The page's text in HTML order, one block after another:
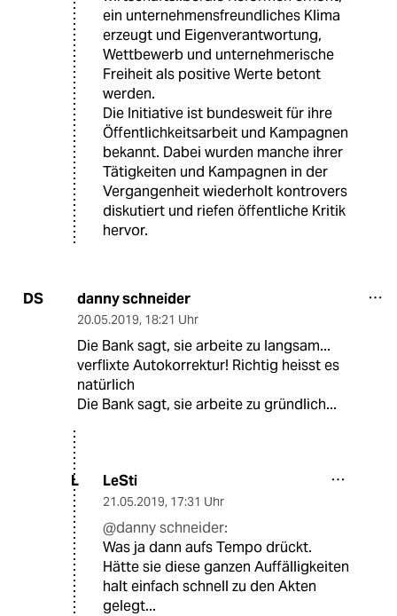
ein unternehmensfreundliches Klima
erzeugt und Eigenverantwortung,
Wettbewerb und unternehmerische
Freiheit als positive Werte betont
werden.
Die Initiative ist bundesweit für ihre
Öffentlichkeitsarbeit und Kampagnen
bekannt. Dabei wurden manche ihrer
Tätigkeiten und Kampagnen in der
Vergangenheit wiederholt kontrovers
diskutiert und riefen öffentliche Kritik
hervor.
DS danny schneider
20.05.2019, 18:21 Uhr
Die Bank sagt, sie arbeite zu langsam...
verflixte Autokorrektur! Richtig heisst es
natürlich
Die Bank sagt, sie arbeite zu gründlich...
L LeSti
21.05.2019, 17:31 Uhr
@danny schneider:
Was ja dann aufs Tempo drückt.
Hätte sie diese ganzen Auffälligkeiten
halt einfach schnell zu den Akten
gelegt...